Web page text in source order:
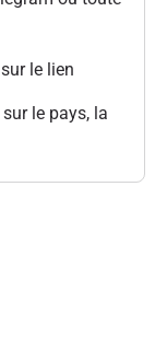
le lien
le pays, la